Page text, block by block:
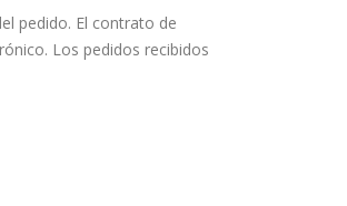
pedido. El contrato de
Los pedidos recibidos